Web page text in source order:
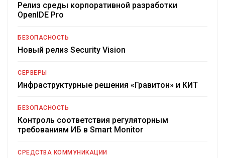
Релиз среды корпоративной разработки
OpenIDE Pro
БЕЗОПАСНОСТЬ
Новый релиз Security Vision
СЕРВЕРЫ
Инфраструктурные решения «Гравитон» и КИТ
БЕЗОПАСНОСТЬ
Контроль соответствия регуляторным
требованиям ИБ в Smart Monitor
СРЕДСТВА КОММУНИКАЦИИ